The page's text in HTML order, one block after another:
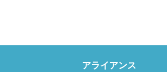
アライアンス